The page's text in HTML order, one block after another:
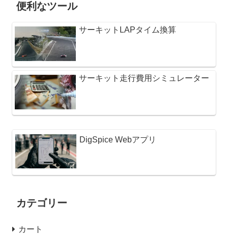
便利なツール
サーキットLAPタイム換算
サーキット走行費用シミュレーター
DigSpice Webアプリ
カテゴリー
カート